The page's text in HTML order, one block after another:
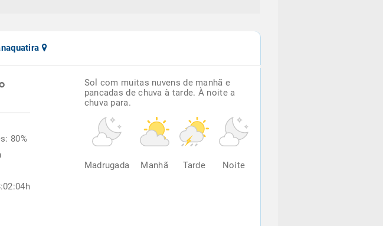
80%
Sol com muitas nuvens de manhã e
pancadas de chuva à tarde. À noite a
chuva para.
Madrugada Manhã Tarde Noite